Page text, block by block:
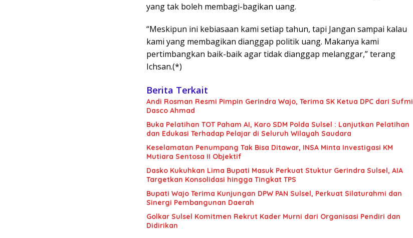
yang tak boleh membagi-bagikan uang.
“Meskipun ini kebiasaan kami setiap tahun, tapi Jangan sampai kalau
kami yang membagikan dianggap politik uang. Makanya kami
pertimbangkan baik-baik agar tidak dianggap melanggar,” terang
Ichsan.(*)
Berita Terkait
Andi Rosman Resmi Pimpin Gerindra Wajo, Terima SK Ketua DPC dari Sufmi
Dasco Ahmad
Buka Pelatihan TOT Paham AI, Karo SDM Polda Sulsel : Lanjutkan Pelatihan
dan Edukasi Terhadap Pelajar di Seluruh Wilayah Saudara
Keselamatan Penumpang Tak Bisa Ditawar, INSA Minta Investigasi KM
Mutiara Sentosa II Objektif
Dasko Kukuhkan Lima Bupati Masuk Perkuat Stuktur Gerindra Sulsel, AIA
Targetkan Konsolidasi hingga Tingkat TPS
Bupati Wajo Terima Kunjungan DPW PAN Sulsel, Perkuat Silaturahmi dan
Sinergi Pembangunan Daerah
Golkar Sulsel Komitmen Rekrut Kader Murni dari Organisasi Pendiri dan
Didirikan